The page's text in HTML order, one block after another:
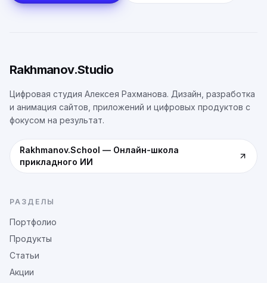
Rakhmanov.Studio
Цифровая студия Алексея Рахманова. Дизайн, разработка
и анимация сайтов, приложений и цифровых продуктов с
фокусом на результат.
Rakhmanov.School — Онлайн-школа
прикладного ИИ
РАЗДЕЛЫ
Портфолио
Продукты
Статьи
Акции